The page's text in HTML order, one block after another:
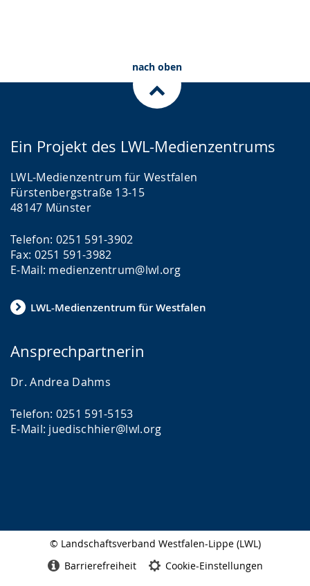
nach oben
Ein Projekt des LWL-Medienzentrums
LWL-Medienzentrum für Westfalen
Fürstenbergstraße 13-15
48147 Münster
Telefon: 0251 591-3902
Fax: 0251 591-3982
E-Mail: medienzentrum@lwl.org
LWL-Medienzentrum für Westfalen
Ansprechpartnerin
Dr. Andrea Dahms
Telefon: 0251 591-5153
E-Mail: juedischhier@lwl.org
© Landschaftsverband Westfalen-Lippe (LWL)
Barrierefreiheit Cookie-Einstellungen